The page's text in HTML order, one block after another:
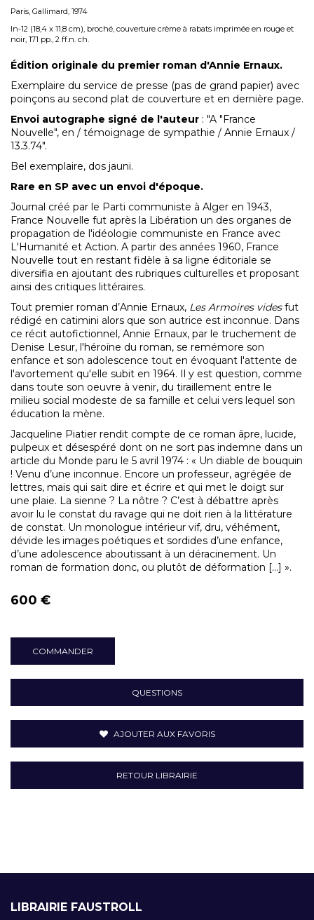
Paris, Gallimard, 1974
In-12 (18,4 x 11,8 cm), broché, couverture crème à rabats imprimée en rouge et
noir, 171 pp., 2 ff.n. ch.
Édition originale du premier roman d'Annie Ernaux.
Exemplaire du service de presse (pas de grand papier) avec
poinçons au second plat de couverture et en dernière page.
Envoi autographe signé de l'auteur : "A "France
Nouvelle", en / témoignage de sympathie / Annie Ernaux /
13.3.74".
Bel exemplaire, dos jauni.
Rare en SP avec un envoi d'époque.
Journal créé par le Parti communiste à Alger en 1943,
France Nouvelle fut après la Libération un des organes de
propagation de l'idéologie communiste en France avec
L'Humanité et Action. A partir des années 1960, France
Nouvelle tout en restant fidèle à sa ligne éditoriale se
diversifia en ajoutant des rubriques culturelles et proposant
ainsi des critiques littéraires.
Tout premier roman d’Annie Ernaux, Les Armoires videsfut
rédigé en catimini alors que son autrice est inconnue. Dans
ce récit autofictionnel, Annie Ernaux, par le truchement de
Denise Lesur, l'héroïne du roman, se remémore son
enfance et son adolescence tout en évoquant l'attente de
l'avortement qu'elle subit en 1964. Il y est question, comme
dans toute son oeuvre à venir, du tiraillement entre le
milieu social modeste de sa famille et celui vers lequel son
éducation la mène.
Jacqueline Piatier rendit compte de ce roman âpre, lucide,
pulpeux et désespéré dont on ne sort pas indemne dans un
article du Monde paru le 5 avril 1974 : « Un diable de bouquin
! Venu d’une inconnue. Encore un professeur, agrégée de
lettres, mais qui sait dire et écrire et qui met le doigt sur
une plaie. La sienne ? La nôtre ? C’est à débattre après
avoir lu le constat du ravage qui ne doit rien à la littérature
de constat. Un monologue intérieur vif, dru, véhément,
dévide les images poétiques et sordides d’une enfance,
d’une adolescence aboutissant à un déracinement. Un
roman de formation donc, ou plutôt de déformation [...] ».
600 €
COMMANDER
QUESTIONS
AJOUTER AUX FAVORIS
RETOUR LIBRAIRIE
LIBRAIRIE FAUSTROLL